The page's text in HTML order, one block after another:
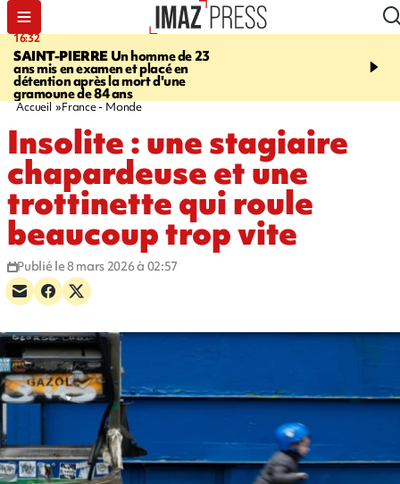
16:32
SAINT-PIERREUn homme de 23
ans mis en examen et placé en
détention après la mort d'une
gramoune de 84 ans
21:08
et Turquie scellent un
Accueil France - Monde
Insolite : une stagiaire
chapardeuse et une
trottinette qui roule
beaucoup trop vite
Publié le 8 mars 2026 à 02:57